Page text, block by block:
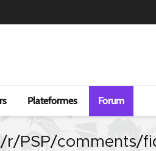
Plateformes Forum
PSP/comments/